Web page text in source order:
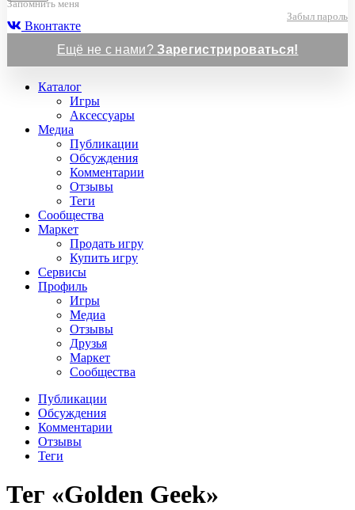
Запомнить меня
Забыл пароль
Вконтакте
Ещё не с нами?Зарегистрироваться!
Каталог
Игры
Аксессуары
Медиа
Публикации
Обсуждения
Комментарии
Отзывы
Теги
Сообщества
Маркет
Продать игру
Купить игру
Сервисы
Профиль
Игры
Медиа
Отзывы
Друзья
Маркет
Сообщества
Публикации
Обсуждения
Комментарии
Отзывы
Теги
Тег «Golden Geek»